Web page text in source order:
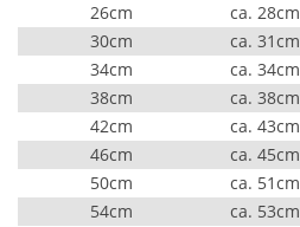
26cm
ca. 28cm
30cm
ca. 31cm
34cm
ca. 34cm
38cm
ca. 38cm
42cm
ca. 43cm
46cm
ca. 45cm
50cm
ca. 51cm
54cm
ca. 53cm